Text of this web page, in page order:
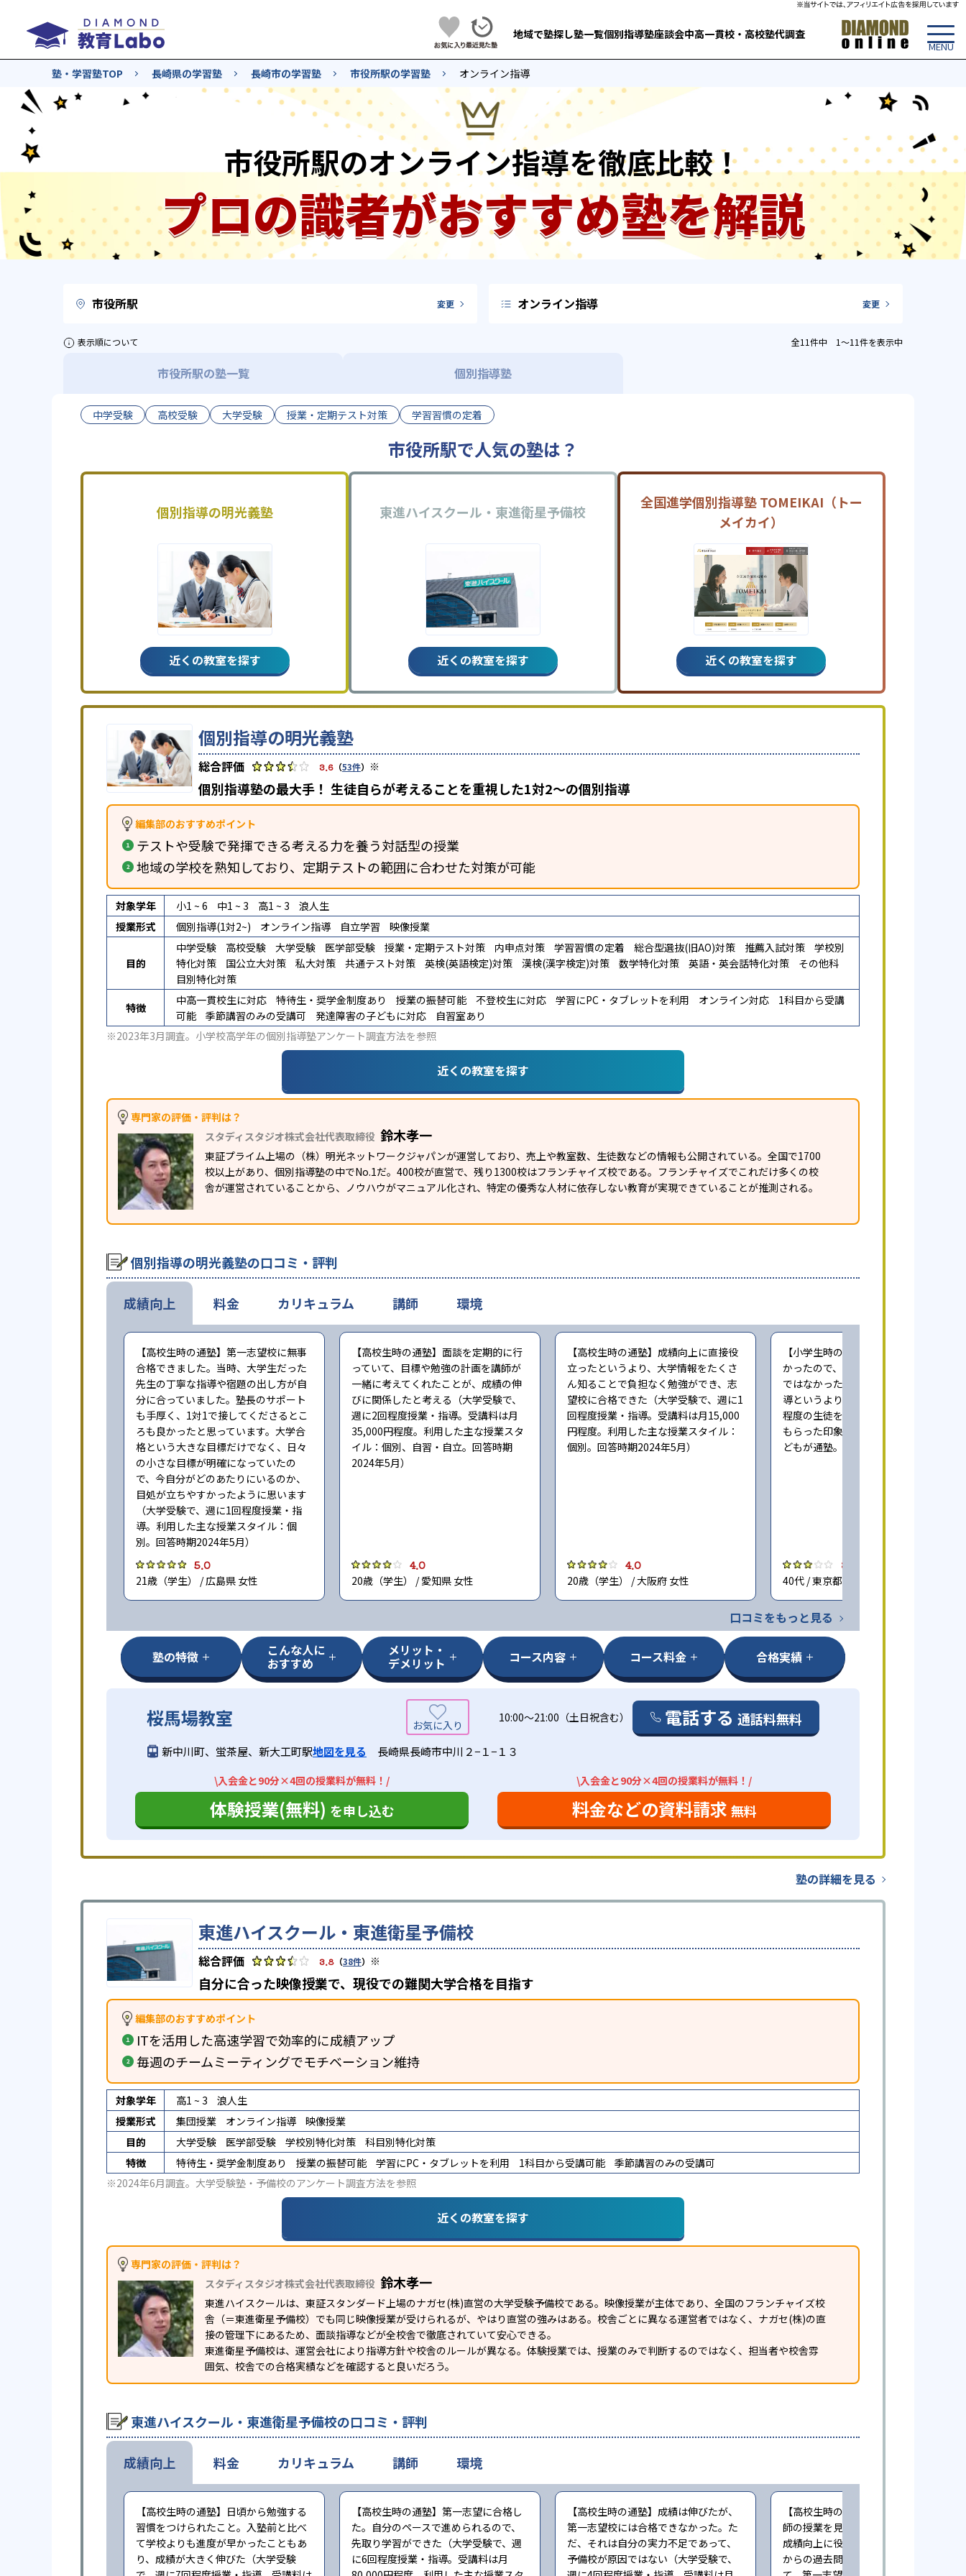
地域で塾探し塾一覧個別指導塾座談会中高一貫校・高校塾代調査
塾・学習塾TOP 長崎県の学習塾 長崎市の学習塾 市役所駅の学習塾 オンライン指導
市役所駅のオンライン指導を徹底比較！
プロの識者がおすすめ塾を解説
市役所駅 変更 オンライン指導 変更
表示順について 全11件中 1〜11件を表示中
市役所駅の塾一覧 個別指導塾
中学受験 高校受験 大学受験 授業・定期テスト対策 学習習慣の定着
市役所駅で人気の塾は？
個別指導の明光義塾
近くの教室を探す
東進ハイスクール・東進衛星予備校
近くの教室を探す
全国進学個別指導塾 TOMEIKAI（トー
メイカイ）
近くの教室を探す
個別指導の明光義塾
3.6 （53件） ※
個別指導塾の最大手！ 生徒自らが考えることを重視した1対2〜の個別指導
編集部のおすすめポイント
テストや受験で発揮できる考える力を養う対話型の授業
地域の学校を熟知しており、定期テストの範囲に合わせた対策が可能
対象学年 小1 ~ 6 中1 ~ 3 高1 ~ 3
浪人生
授業形式
個別指導(1対2~) オンライン指導 自立学習 映像授業
目的
中学受験 高校受験 大学受験 医学部受験 授業・定期テスト対策 内申点対策 学習習慣の定着 総合型選抜(旧AO)対策 推薦入試対策
学校別
特化対策
国公立大対策 私大対策 共通テスト対策 英検(英語検定)対策 漢検(漢字検定)対策 数学特化対策 英語・英会話特化対策
その他科
目別特化対策
特徴
中高一貫校生に対応 特待生・奨学金制度あり 授業の振替可能 不登校生に対応 学習にPC・タブレットを利用 オンライン対応
1科目から受講
可能
季節講習のみの受講可 発達障害の子どもに対応
自習室あり
※2023年3月調査。 小学校高学年の個別指導塾アンケート調査方法を参照
近くの教室を探す
専門家の評価・評判は？
スタディスタジオ株式会社代表取締役 鈴木孝一
東証プライム上場の（株）明光ネットワークジャパンが運営しており、売上や教室数、生徒数などの情報も公開されている。全国で1700
校以上があり、個別指導塾の中でNo.1だ。400校が直営で、残り1300校はフランチャイズ校である。フランチャイズでこれだけ多くの校
舎が運営されていることから、ノウハウがマニュアル化され、特定の優秀な人材に依存しない教育が実現できていることが推測される。
個別指導の明光義塾の口コミ・評判
成績向上
【高校生時の通塾】第一志望校に無事
合格できました。当時、大学生だった
先生の丁寧な指導や宿題の出し方が自
分に合っていました。塾長のサポート
も手厚く、1対1で接してくださるとこ
ろも良かったと思っています。大学合
格という大きな目標だけでなく、日々
の小さな目標が明確になっていたの
で、今自分がどのあたりにいるのか、
目処が立ちやすかったように思います
（大学受験で、週に1回程度授業・指
導。利用した主な授業スタイル：個
別。回答時期2024年5月）
5.0
21歳（学生） / 広島県 女性
【高校生時の通塾】面談を定期的に行
っていて、目標や勉強の計画を講師が
一緒に考えてくれたことが、成績の伸
びに関係したと考える（大学受験で、
週に2回程度授業・指導。受講料は月
35,000円程度。利用した主な授業スタ
イル：個別、自習・自立。回答時期
2024年5月）
4.0
20歳（学生） / 愛知県 女性
【高校生時の通塾】成績向上に直接役
立ったというより、大学情報をたくさ
ん知ることで負担なく勉強ができ、志
望校に合格できた（大学受験で、週に1
回程度授業・指導。受講料は月15,000
円程度。利用した主な授業スタイル：
個別。回答時期2024年5月）
4.0
20歳（学生） / 大阪府 女性
【小学生時の通塾】本人にやる気が無
かったので、成績向上するという感じ
ではなかった。また指導自体も個人指
導というより、一人の先生が一度に3人
程度の生徒をみており、きちんとみて
もらった印象ではない（小学6年時に子
どもが通塾。回答時期:2023年3月）
3.0
40代 / 東京都 女性
口コミをもっと見る
料金 カリキュラム 講師 環境
塾の特徴 こんな人に
おすすめ
メリット・
デメリット コース内容 コース料金 合格実績
桜馬場教室 10:00〜21:00（土日祝含む） 電話する 通話料無料
新中川町、蛍茶屋、新大工町駅地図を見る 長崎県長崎市中川２−１−１３
\入会金と90分×4回の授業料が無料！/
体験授業(無料) を申し込む
\入会金と90分×4回の授業料が無料！/
料金などの資料請求 無料
塾の詳細を見る
東進ハイスクール・東進衛星予備校
3.8 （38件） ※
自分に合った映像授業で、現役での難関大学合格を目指す
編集部のおすすめポイント
ITを活用した高速学習で効率的に成績アップ
毎週のチームミーティングでモチベーション維持
対象学年 高1 ~ 3
浪人生
授業形式
集団授業 オンライン指導
映像授業
目的
大学受験 医学部受験 学校別特化対策
科目別特化対策
特徴
特待生・奨学金制度あり 授業の振替可能 学習にPC・タブレットを利用 1科目から受講可能
季節講習のみの受講可
※2024年6月調査。 大学受験塾・予備校のアンケート調査方法を参照
近くの教室を探す
専門家の評価・評判は？
スタディスタジオ株式会社代表取締役 鈴木孝一
東進ハイスクールは、東証スタンダード上場のナガセ(株)直営の大学受験予備校である。映像授業が主体であり、全国のフランチャイズ校
舎（＝東進衛星予備校）でも同じ映像授業が受けられるが、やはり直営の強みはある。校舎ごとに異なる運営者ではなく、ナガセ(株)の直
接の管理下にあるため、面談指導などが全校舎で徹底されていて安心できる。
東進衛星予備校は、運営会社により指導方針や校舎のルールが異なる。体験授業では、授業のみで判断するのではなく、担当者や校舎雰
囲気、校舎での合格実績などを確認すると良いだろう。
東進ハイスクール・東進衛星予備校の口コミ・評判
成績向上
【高校生時の通塾】日頃から勉強する
習慣をつけられたこと。入塾前と比べ
て学校よりも進度が早かったこともあ
り、成績が大きく伸びた（大学受験
【高校生時の通塾】第一志望に合格し
た。自分のペースで進められるので、
先取り学習ができた（大学受験で、週
に6回程度授業・指導。受講料は月
【高校生時の通塾】成績は伸びたが、
第一志望校には合格できなかった。た
だ、それは自分の実力不足であって、
予備校が原因ではない（大学受験で、
【高校生時の通塾】映像授業で一流講
師の授業を見続けることができた点は
成績向上に役立った。また、早い時期
からの過去問演習による指導も相まっ
料金 カリキュラム 講師 環境